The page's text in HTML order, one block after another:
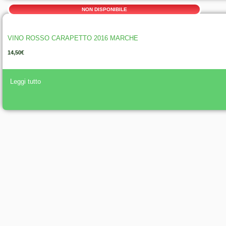
a
ti
:
NON DISPONIBILE
VINO ROSSO CARAPETTO 2016 MARCHE
14,50€
Leggi tutto
n